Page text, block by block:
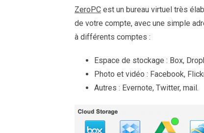
ZeroPC est un bureau virtuel très
de votre compte, avec une simple
à différents comptes :
Espace de stockage : Box,
Photo et vidéo : Facebook,
Autres : Evernote, Twitter, mail.